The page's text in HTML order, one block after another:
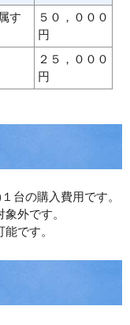
す
５０，０００
円
２５，０００
円
台の購入費用です。
外です。
です。